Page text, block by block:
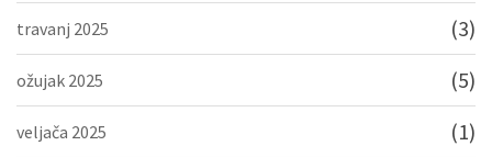
travanj 2025 (3)
ožujak 2025 (5)
veljača 2025 (1)